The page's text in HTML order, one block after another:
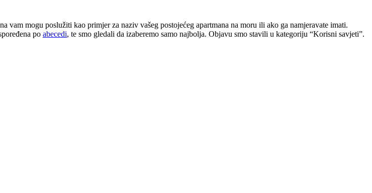
vam mogu poslužiti kao primjer za naziv vašeg postojećeg apartmana na moru ili ako ga namjeravate imati.
po abecedi, te smo gledali da izaberemo samo najbolja. Objavu smo stavili u kategoriju “Korisni savjeti”.